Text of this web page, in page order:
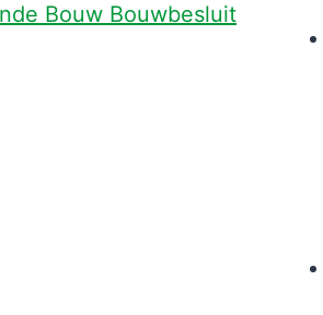
Bouw Bouwbesluit